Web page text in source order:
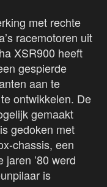
met rechte
racemotoren uit
XSR900 heeft
gespierde
aan te
ontwikkelen. De
gemaakt
gedoken met
chassis, een
’80 werd
is